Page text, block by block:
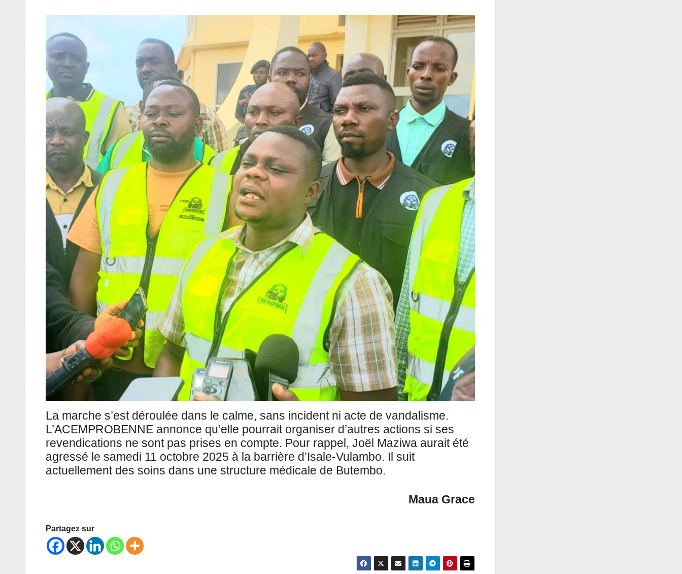
La marche s’est déroulée dans le calme, sans incident ni acte de vandalisme.
L’ACEMPROBENNE annonce qu’elle pourrait organiser d’autres actions si ses
revendications ne sont pas prises en compte. Pour rappel, Joël Maziwa aurait été
agressé le samedi 11 octobre 2025 à la barrière d’Isale-Vulambo. Il suit
actuellement des soins dans une structure médicale de Butembo.
Maua Grace
Partagez sur